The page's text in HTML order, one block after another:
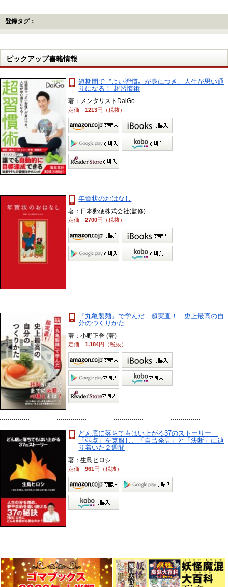
登録タグ：
ピックアップ書籍情報
短期間で〝よい習慣〟が身につき、人生が思い通
りになる！ 超習慣術
著：メンタリストDaiGo
定価1213円（税抜）
年賀状のおはなし
著：日本郵便株式会社(監修)
定価2700円（税抜）
『丸亀製麺』で学んだ 超実直！ 史上最高の自
分のつくりかた
著：小野正誉 (著)
定価1,184円（税抜）
どん底に落ちてもはい上がる37のストーリー
「弱点」を克服し、「自己発見」と「決断」に辿
り着いた２週間
著：生島ヒロシ
定価961円（税抜）